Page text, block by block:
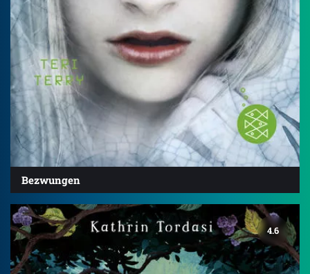
Bezwungen
4.6